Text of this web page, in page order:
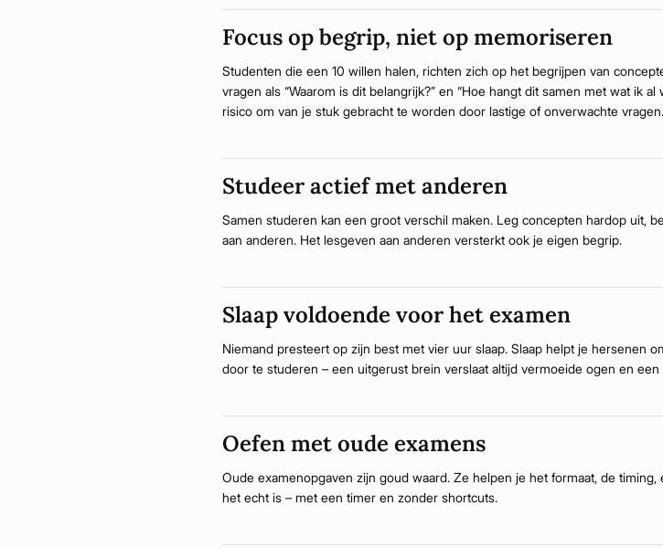
Focus op begrip, niet op memoriseren
Studenten die een 10 willen halen, richten zich op het begrijpen van
vragen als “Waarom is dit belangrijk?” en “Hoe hangt dit samen met wat ik
risico om van je stuk gebracht te worden door lastige of onverwachte vragen.
Studeer actief met anderen
Samen studeren kan een groot verschil maken. Leg concepten hardop uit,
aan anderen. Het lesgeven aan anderen versterkt ook je eigen begrip.
Slaap voldoende voor het examen
Niemand presteert op zijn best met vier uur slaap. Slaap helpt je hersenen
door te studeren – een uitgerust brein verslaat altijd vermoeide ogen en een
Oefen met oude examens
Oude examenopgaven zijn goud waard. Ze helpen je het formaat, de
het echt is – met een timer en zonder shortcuts.